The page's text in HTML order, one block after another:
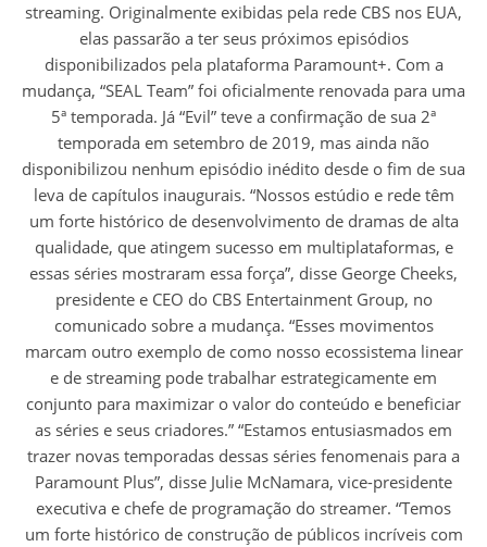
streaming. Originalmente exibidas pela rede CBS nos EUA,
elas passarão a ter seus próximos episódios
disponibilizados pela plataforma Paramount+. Com a
mudança, “SEAL Team” foi oficialmente renovada para uma
5ª temporada. Já “Evil” teve a confirmação de sua 2ª
temporada em setembro de 2019, mas ainda não
disponibilizou nenhum episódio inédito desde o fim de sua
leva de capítulos inaugurais. “Nossos estúdio e rede têm
um forte histórico de desenvolvimento de dramas de alta
qualidade, que atingem sucesso em multiplataformas, e
essas séries mostraram essa força”, disse George Cheeks,
presidente e CEO do CBS Entertainment Group, no
comunicado sobre a mudança. “Esses movimentos
marcam outro exemplo de como nosso ecossistema linear
e de streaming pode trabalhar estrategicamente em
conjunto para maximizar o valor do conteúdo e beneficiar
as séries e seus criadores.” “Estamos entusiasmados em
trazer novas temporadas dessas séries fenomenais para a
Paramount Plus”, disse Julie McNamara, vice-presidente
executiva e chefe de programação do streamer. “Temos
um forte histórico de construção de públicos incríveis com